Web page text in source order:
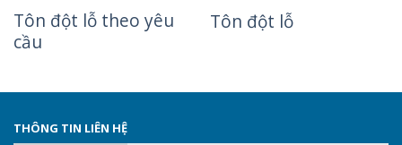
Tôn đột lỗ theo yêu
cầu
Tôn đột lỗ
THÔNG TIN LIÊN HỆ